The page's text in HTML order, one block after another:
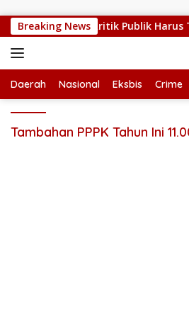
Breaking News
Sedang Sulit, Kritik Publik Harus
Daerah Nasional Eksbis Crime
Tambahan PPPK Tahun Ini